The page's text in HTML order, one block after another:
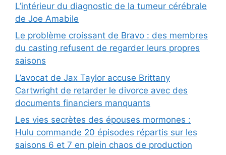
L’intérieur du diagnostic de la tumeur cérébrale
de Joe Amabile
Le problème croissant de Bravo : des membres
du casting refusent de regarder leurs propres
saisons
L’avocat de Jax Taylor accuse Brittany
Cartwright de retarder le divorce avec des
documents financiers manquants
Les vies secrètes des épouses mormones :
Hulu commande 20 épisodes répartis sur les
saisons 6 et 7 en plein chaos de production